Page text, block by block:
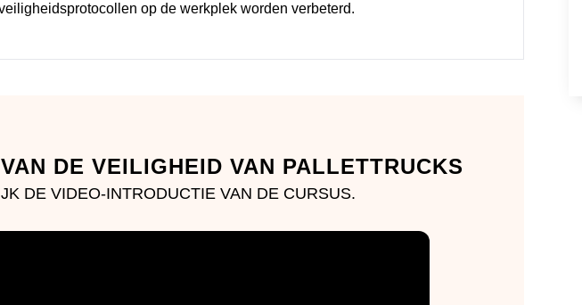
op de werkplek worden verbeterd.
DE VEILIGHEID VAN PALLETTRUCKS
DE VIDEO-INTRODUCTIE VAN DE CURSUS.